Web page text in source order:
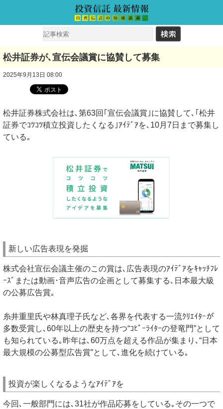
松井証券が､宣伝会議賞に協賛して募集
2025年9月13日 08:00
松井証券株式会社は､第63回｢宣伝会議賞｣に協賛して､｢松井
証券でｺﾂｺﾂ積立投資したくなる｣ｱｲﾃﾞｱを､10月7日まで募集し
ている｡
新しい広告表現を発掘
株式会社宣伝会議主催のこの賞は､広告表現のｱｲﾃﾞｱをｷｬｯﾁﾌﾚ
ｰｽﾞまたは動画･音声広告の企画として募集する､日本最大級
の公募広告賞｡
糸井重里氏や林真理子氏など､各界を代表する一流ｸﾘｴｲﾀｰが
多数受賞し､60年以上の歴史を持つ“ｺﾋﾟｰﾗｲﾀｰの登竜門”として
も知られている｡昨年は､60万点を超える作品が集まり､“日本
最大規模の公募型広告賞”として､進化を続けている｡
投資が楽しくなるようなｱｲﾃﾞｱを
今回､一般部門には､31社が作品応募をしている｡その一つで